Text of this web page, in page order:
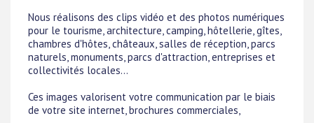
Nous réalisons des clips vidéo et des photos numériques
pour le tourisme, architecture, camping, hôtellerie, gîtes,
chambres d'hôtes, châteaux, salles de réception, parcs
naturels, monuments, parcs d'attraction, entreprises et
collectivités locales...
Ces images valorisent votre communication par le biais
de votre site internet, brochures commerciales,